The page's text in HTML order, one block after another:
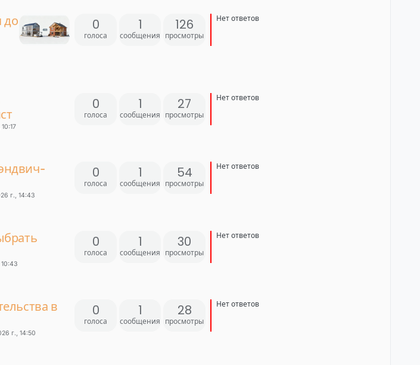
до
0
голоса
1
сообщения
126
просмотры
Нет ответов
0
голоса
1
сообщения
27
просмотры
Нет ответов
г., 14:43
0
голоса
1
сообщения
54
просмотры
Нет ответов
0
голоса
1
сообщения
30
просмотры
Нет ответов
в
г., 14:50
0
голоса
1
сообщения
28
просмотры
Нет ответов